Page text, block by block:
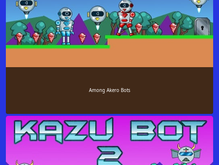
Among Akero Bots